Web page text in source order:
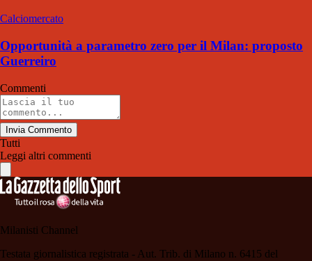
Calciomercato
Opportunità a parametro zero per il Milan: proposto
Guerreiro
Commenti
Invia Commento
Tutti
Leggi altri commenti
Milanisti Channel
Testata giornalistica registrata - Aut. Trib. di Milano n. 6415 del